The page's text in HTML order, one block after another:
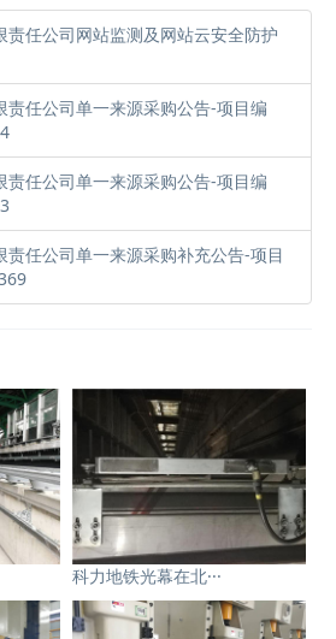
责任公司网站监测及网站云安全防护
责任公司单一来源采购公告-项目编
责任公司单一来源采购公告-项目编
责任公司单一来源采购补充公告-项目
科力地铁光幕在北···